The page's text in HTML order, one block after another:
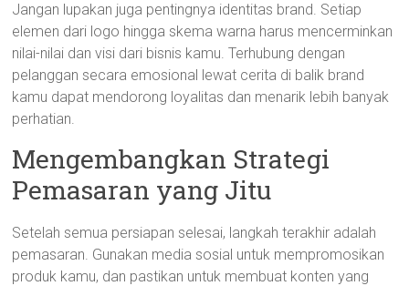
Jangan lupakan juga pentingnya identitas brand. Setiap
elemen dari logo hingga skema warna harus mencerminkan
nilai-nilai dan visi dari bisnis kamu. Terhubung dengan
pelanggan secara emosional lewat cerita di balik brand
kamu dapat mendorong loyalitas dan menarik lebih banyak
perhatian.
Mengembangkan Strategi
Pemasaran yang Jitu
Setelah semua persiapan selesai, langkah terakhir adalah
pemasaran. Gunakan media sosial untuk mempromosikan
produk kamu, dan pastikan untuk membuat konten yang